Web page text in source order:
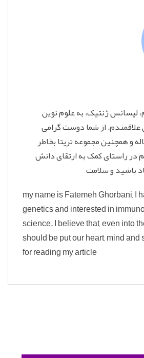
لیسانس ژنتیک، به علوم نوین
علاقمندم. از شما دوست گرامی
و همچنین مجموعه تریتا بخاطر
در راستای کمک به ارتقای دانش
باشید و سلامت
my name is Fatemeh Ghorbani, I
genetics and interested in
science. I believe that, even into
should be put our heart, mind
for reading my article